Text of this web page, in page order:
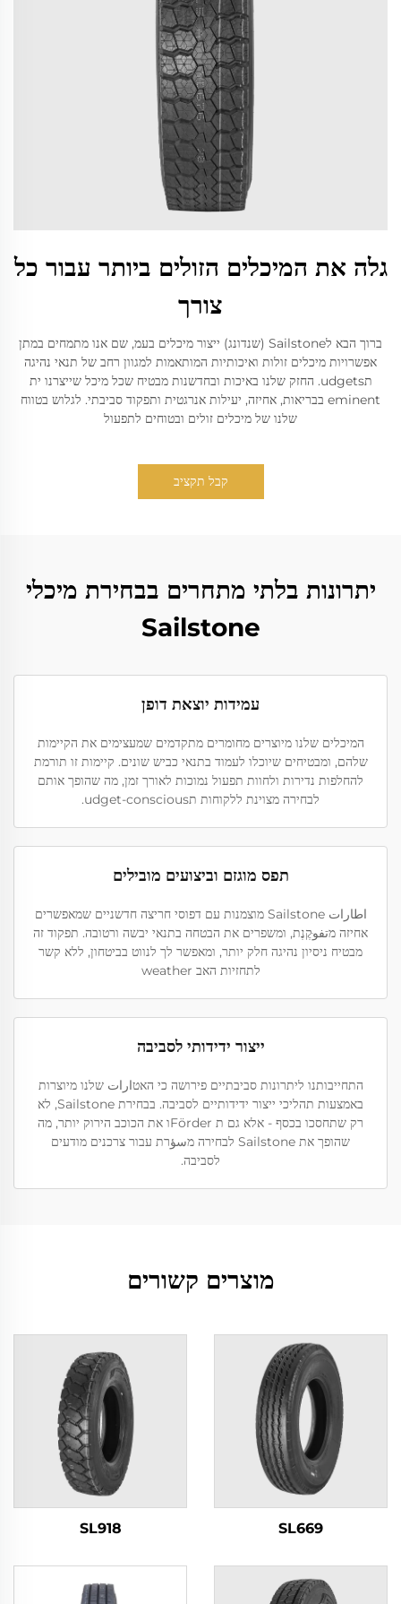
גלה את המיכלים הזולים ביותר עבור כל
צורך
ברוך הבא לSailstone (שנדונג) ייצור מיכלים בעמ, שם אנו מתמחים במתן
אפשרויות מיכלים זולות ואיכותיות המותאמות למגוון רחב של תנאי נהיגה
תudgets. החזק שלנו באיכות ובחדשנות מבטיח שכל מיכל שייצרנו ית
eminent בבריאות, אחיזה, יעילות אנרגטית ותפקוד סביבתי. לגלוש בטווח
שלנו של מיכלים זולים ובטוחים לתפעול
קבל תקציב
יתרונות בלתי מתחרים בבחירת מיכלי
Sailstone
עמידות יוצאת דופן
המיכלים שלנו מיוצרים מחומרים מתקדמים שמעצימים את הקיימות
שלהם, ומבטיחים שיוכלו לעמוד בתנאי כביש שונים. קיימות זו תורמת
להחלפות נדירות ולחוות תפעול נמוכות לאורך זמן, מה שהופך אותם
לבחירה מצוינת ללקוחות תudget-conscious.
תפס מוגזם וביצועים מובילים
اطارات Sailstone מוצמנות עם דפוסי חריצה חדשניים שמאפשרים
אחיזה מتفوּקֶנֶת, ומשפרים את הבטחה בתנאי יבשה ורטובה. תפקוד זה
מבטיח ניסיון נהיגה חלק יותר, ומאפשר לך לנווט בביטחון, ללא קשר
לתחזיות האב weather
ייצור ידידותי לסביבה
התחייבותנו ליתרונות סביבתיים פירושה כי האטارات שלנו מיוצרות
באמצעות תהליכי ייצור ידידותיים לסביבה. בבחירת Sailstone, לא
רק שתחסכו בכסף - אלא גם ת Förderו את הכוכב הירוק יותר, מה
שהופך את Sailstone לבחירה מسؤרת עבור צרכנים מודעים
לסביבה.
מוצרים קשורים
SL669
SL918